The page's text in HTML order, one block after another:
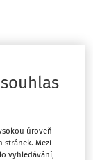
dočasné
úroveň
stránek. Mezi
vyhledávání,